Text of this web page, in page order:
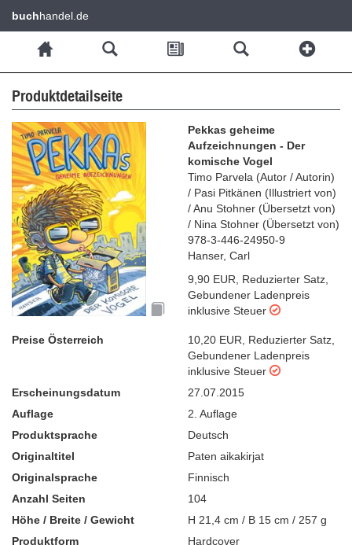
buchhandel.de
Produktdetailseite
Pekkas geheime
Aufzeichnungen - Der
komische Vogel
Timo Parvela (Autor / Autorin)
/ Pasi Pitkänen (Illustriert von)
/Anu Stohner (Übersetzt von)
/ Nina Stohner (Übersetzt von)
978-3-446-24950-9
Hanser, Carl
9,90 EUR
Reduzierter Satz
Gebundener Ladenpreis
inklusive Steuer
Preise Österreich 10,20 EUR Reduzierter Satz
Gebundener Ladenpreis
inklusive Steuer
Erscheinungsdatum
27.07.2015
Auflage
2. Auflage
Produktsprache
Deutsch
Originaltitel
Paten aikakirjat
Originalsprache
Finnisch
Anzahl Seiten
104
Höhe / Breite / Gewicht
H 21,4 cm / B 15 cm / 257 g
Produktform
Hardcover